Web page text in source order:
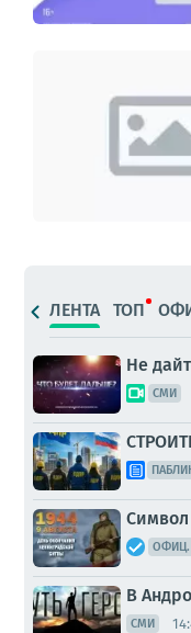
ЛЕНТА ТОП
Не
СМИ
Символ
ОФИЦ.
В
СМИ